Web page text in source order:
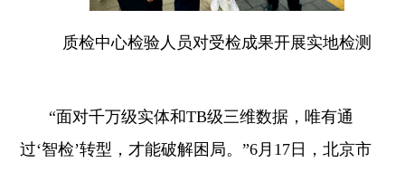
质检中心检验人员对受检成果开展实地检测
“面对千万级实体和TB级三维数据，唯有通
过‘智检’转型，才能破解困局。”6月17日，北京市